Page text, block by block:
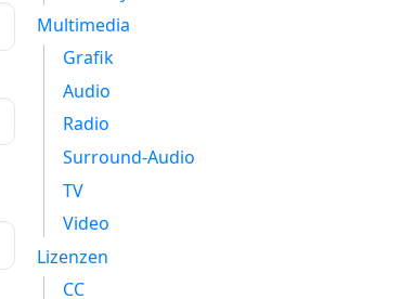
Multimedia
Grafik
Audio
Radio
Surround-Audio
TV
Video
Lizenzen
CC